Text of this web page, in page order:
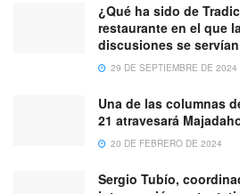
¿Qué ha sido de
restaurante en el que
discusiones se
29 DE SEPTIEMBRE DE 2024
Una de las columnas
21 atravesará
20 DE FEBRERO DE 2024
Sergio Tubío,